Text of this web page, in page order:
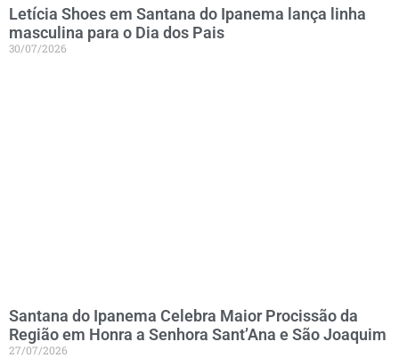
Letícia Shoes em Santana do Ipanema lança linha
masculina para o Dia dos Pais
30/07/2026
Santana do Ipanema Celebra Maior Procissão da
Região em Honra a Senhora Sant’Ana e São Joaquim
27/07/2026